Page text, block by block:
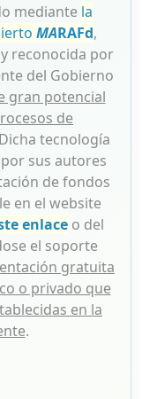
mediante la
MARAFd,
reconocida por
del Gobierno
gran potencial
de
tecnología
sus autores
de fondos
en el website
enlaceo del
el soporte
gratuita
o privado que
en la
.